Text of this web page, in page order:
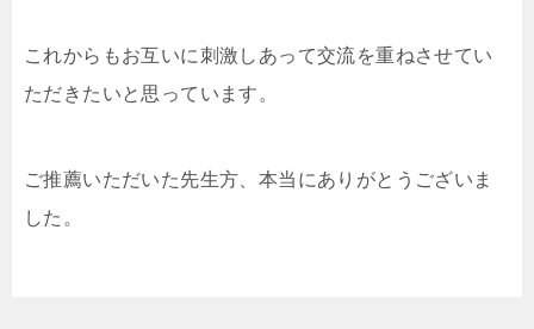
これからもお互いに刺激しあって交流を重ねさせてい
ただきたいと思っています。
ご推薦いただいた先生方、本当にありがとうございま
した。